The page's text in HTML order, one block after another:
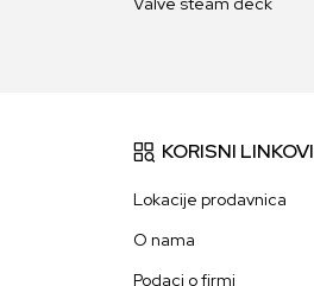
KORISNI LINKOVI
Lokacije prodavnica
O nama
Podaci o firmi